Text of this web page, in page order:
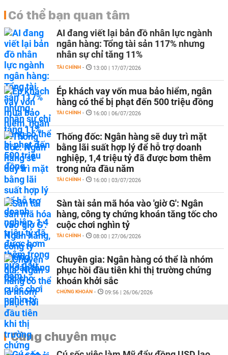
Có thể bạn quan tâm
AI đang viết lại bản đồ nhân lực ngành
ngân hàng: Tổng tài sản 117% nhưng
nhân sự chỉ tăng 11%
TÀI CHÍNH - 13:00 | 17/07/2026
Ép khách vay vốn mua bảo hiểm, ngân
hàng có thể bị phạt đến 500 triệu đồng
TÀI CHÍNH - 16:00 | 06/07/2026
Thống đốc: Ngân hàng sẽ duy trì mặt
bằng lãi suất hợp lý để hỗ trợ doanh
nghiệp, 1,4 triệu tỷ đã được bơm thêm
trong nửa đầu năm
TÀI CHÍNH - 16:00 | 03/07/2026
Sàn tài sản mã hóa vào 'giờ G': Ngân
hàng, công ty chứng khoán tăng tốc cho
cuộc chơi nghìn tỷ
TÀI CHÍNH - 08:00 | 27/06/2026
Chuyên gia: Ngân hàng có thể là nhóm
phục hồi đầu tiên khi thị trường chứng
khoán khởi sắc
CHỨNG KHOÁN - 09:56 | 26/06/2026
Cùng chuyên mục